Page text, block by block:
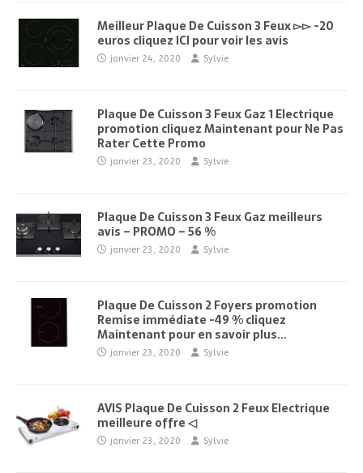
Meilleur Plaque De Cuisson 3 Feux ▻▻ -20
euros cliquez ICI pour voir les avis
janvier 24, 2020 Sylvie
Plaque De Cuisson 3 Feux Gaz 1 Electrique
promotion cliquez Maintenant pour Ne Pas
Rater Cette Promo
janvier 23, 2020 Sylvie
Plaque De Cuisson 3 Feux Gaz meilleurs
avis – PROMO – 56 %
janvier 23, 2020 Sylvie
Plaque De Cuisson 2 Foyers promotion
Remise immédiate -49 % cliquez
Maintenant pour en savoir plus…
janvier 23, 2020 Sylvie
AVIS Plaque De Cuisson 2 Feux Electrique
meilleure offre ◁
janvier 23, 2020 Sylvie